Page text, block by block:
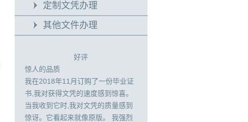
定制文凭办理
其他文件办理
好评
惊人的品质
我在2018年11月订购了一份毕业证
书,我对获得文凭的速度感到惊喜。
当我收到它时,我对文凭的质量感到
惊讶。它看起来就像原版。 我强烈